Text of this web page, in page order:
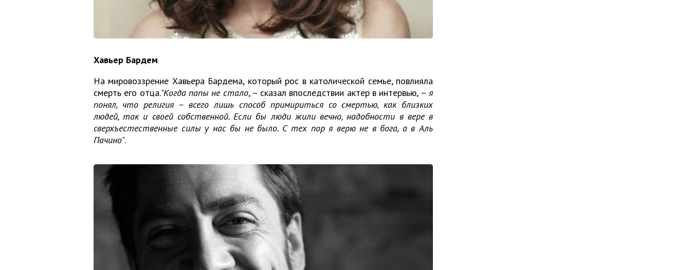
Хавьер Бардем
На мировоззрение Хавьера Бардема, который рос в католической семье, повлияла
смерть его отца."Когда папы не стало, – сказал впоследствии актер в интервью, –я
понял, что религия – всего лишь способ примириться со смертью, как близких
людей, так и своей собственной. Если бы люди жили вечно, надобности в вере в
сверхъестественные силы у нас бы не было. С тех пор я верю не в бога, а в Аль
Пачино".